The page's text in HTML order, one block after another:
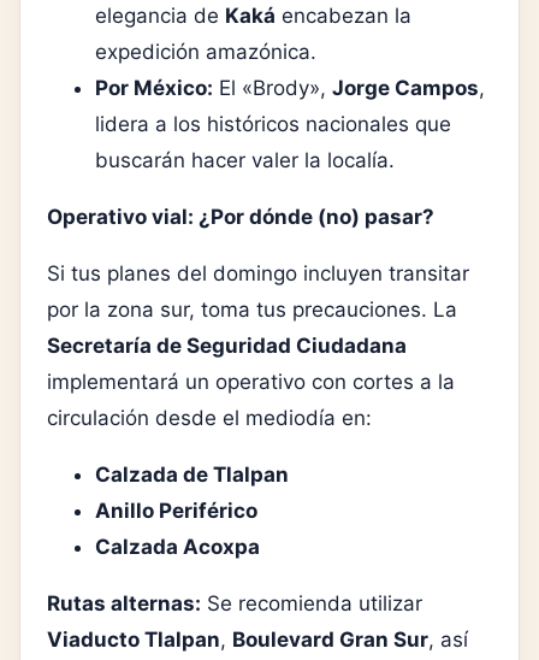
elegancia de Kaká encabezan la
expedición amazónica.
Por México: El «Brody», Jorge Campos,
lidera a los históricos nacionales que
buscarán hacer valer la localía.
Operativo vial: ¿Por dónde (no) pasar?
Si tus planes del domingo incluyen transitar
por la zona sur, toma tus precauciones. La
Secretaría de Seguridad Ciudadana
implementará un operativo con cortes a la
circulación desde el mediodía en:
Calzada de Tlalpan
Anillo Periférico
Calzada Acoxpa
Rutas alternas: Se recomienda utilizar
Viaducto Tlalpan, Boulevard Gran Sur, así